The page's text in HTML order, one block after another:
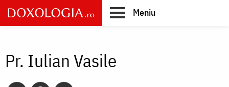
Skip
to
main
Meniu
Pr. Iulian Vasile